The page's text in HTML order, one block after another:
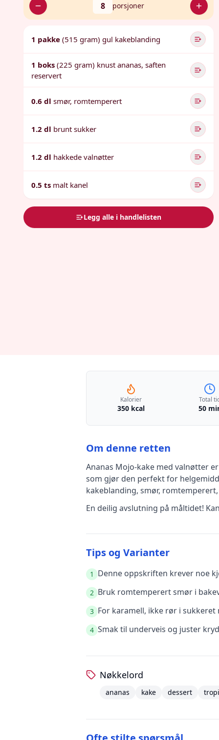
8 porsjoner
1 pakke (515 gram) gul kakeblanding
1 boks (225 gram) knust ananas, saften
reservert
0.6 dl smør, romtemperert
1.2 dl brunt sukker
1.2 dl hakkede valnøtter
0.5 ts malt kanel
Legg alle i handlelisten
Kalorier
350 kcal
Total
50
Om denne retten
Ananas Mojo-kake med valnøtter
som gjør den perfekt for
kakeblanding, smør,
En deilig avslutning på måltidet!
Tips og Varianter
1 Denne oppskriften krever noe
2 Bruk romtemperert smør i
3 For karamell, ikke rør i
4 Smak til underveis og juster
Nøkkelord
ananas kake dessert